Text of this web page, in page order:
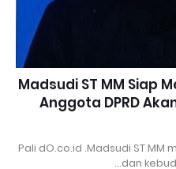
Madsudi ST MM Siap
Anggota DPRD
Pali dO.co.id .Madsudi ST
dan